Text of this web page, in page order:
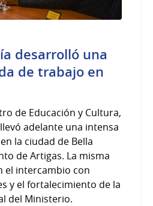
desarrolló una
de trabajo en
de Educación y Cultura,
adelante una intensa
la ciudad de Bella
de Artigas. La misma
el intercambio con
y el fortalecimiento de la
del Ministerio.